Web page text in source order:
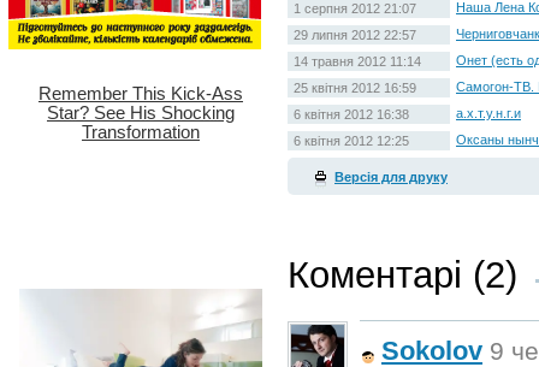
1 серпня 2012 21:07
Наша Лена
29 липня 2012 22:57
14 травня 2012 11:14
Онет (есть
25 квітня 2012 16:59
Самогон-ТВ.
6 квітня 2012 16:38
а.х.т.у.н.г.и
6 квітня 2012 12:25
Оксаны
Версія для друку
Коментарі (2)
Sokolov 9